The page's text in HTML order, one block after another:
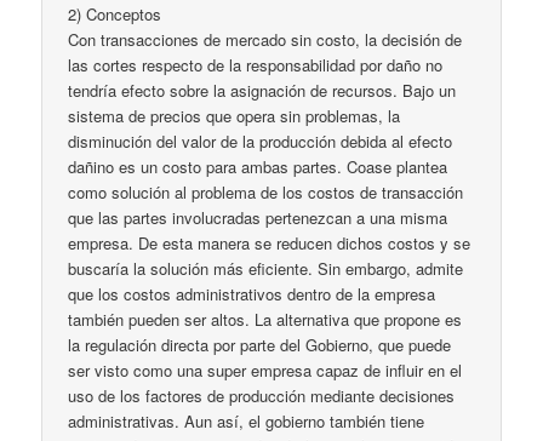
2) Conceptos
Con transacciones de mercado sin costo, la decisión de
las cortes respecto de la responsabilidad por daño no
tendría efecto sobre la asignación de recursos. Bajo un
sistema de precios que opera sin problemas, la
disminución del valor de la producción debida al efecto
dañino es un costo para ambas partes. Coase plantea
como solución al problema de los costos de transacción
que las partes involucradas pertenezcan a una misma
empresa. De esta manera se reducen dichos costos y se
buscaría la solución más eficiente. Sin embargo, admite
que los costos administrativos dentro de la empresa
también pueden ser altos. La alternativa que propone es
la regulación directa por parte del Gobierno, que puede
ser visto como una super empresa capaz de influir en el
uso de los factores de producción mediante decisiones
administrativas. Aun así, el gobierno también tiene